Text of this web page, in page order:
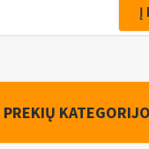
kirpimo
Į
PREKIŲ